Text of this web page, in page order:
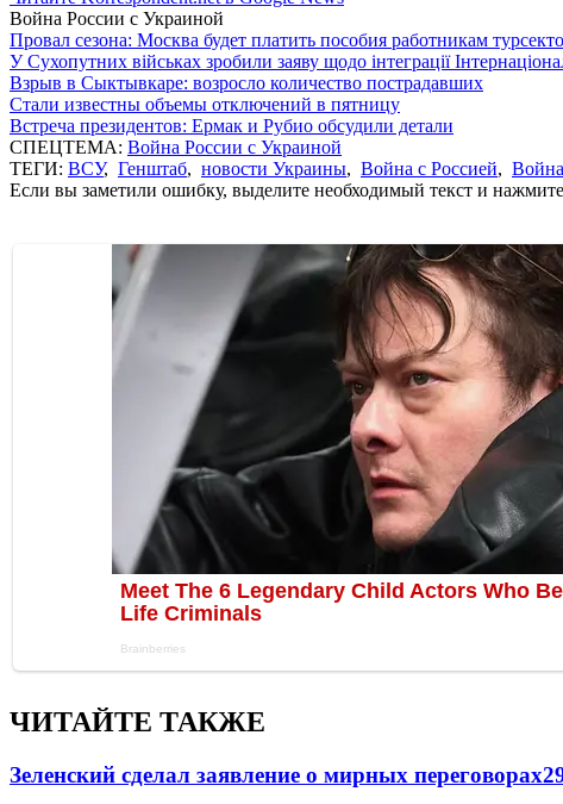
Война России с Украиной
Провал сезона: Москва будет платить пособия работникам
У Сухопутних військах зробили заяву щодо інтеграції
Взрыв в Сыктывкаре: возросло количество пострадавших
Стали известны объемы отключений в пятницу
Встреча президентов: Ермак и Рубио обсудили детали
СПЕЦТЕМА: Война России с Украиной
ТЕГИ: ВСУ, Генштаб, новости Украины, Война с Россией,
Если вы заметили ошибку, выделите необходимый текст и
ЧИТАЙТЕ ТАКЖЕ
Зеленский сделал заявление о мирных переговорах